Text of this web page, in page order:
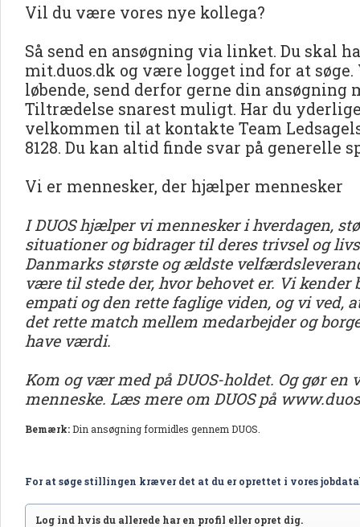
Vil du være vores nye kollega?
Så send en ansøgning via linket. Du skal
mit.duos.dk og være logget ind for at
løbende, send derfor gerne din ansøgning
Tiltrædelse snarest muligt. Har du
velkommen til at kontakte Team
8128. Du kan altid finde svar på generelle
Vi er mennesker, der hjælper mennesker
I DUOS hjælper vi mennesker i hverdagen,
situationer og bidrager til deres trivsel og
Danmarks største og ældste
være til stede der, hvor behovet er. Vi
empati og den rette faglige viden, og vi ved,
det rette match mellem medarbejder og
have værdi.
Kom og vær med på DUOS-holdet. Og gør
menneske. Læs mere om DUOS på
Bemærk:Din ansøgning formidles gennem DUOS.
For at søge stillingen kræver det at du er oprettet i vores
Log ind hvis du allerede har en profil eller opret dig.